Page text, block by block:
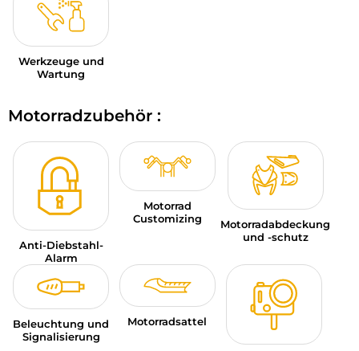
Werkzeuge und
Wartung
Motorradzubehör :
Anti-Diebstahl-
Alarm
Motorrad
Customizing
Motorradabdeckung
und -schutz
Beleuchtung und
Signalisierung
Motorradsattel